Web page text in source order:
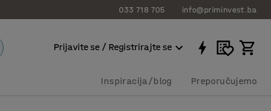
033 718 705 info@priminvest.ba
Prijavite se / Registrirajte se
Inspiracija/blog Preporučujemo